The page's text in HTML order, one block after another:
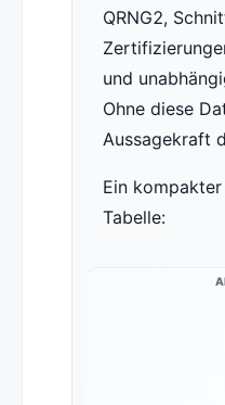
QRNG2,
und
Ohne diese
Aussagekraft
Ein
Tabelle: